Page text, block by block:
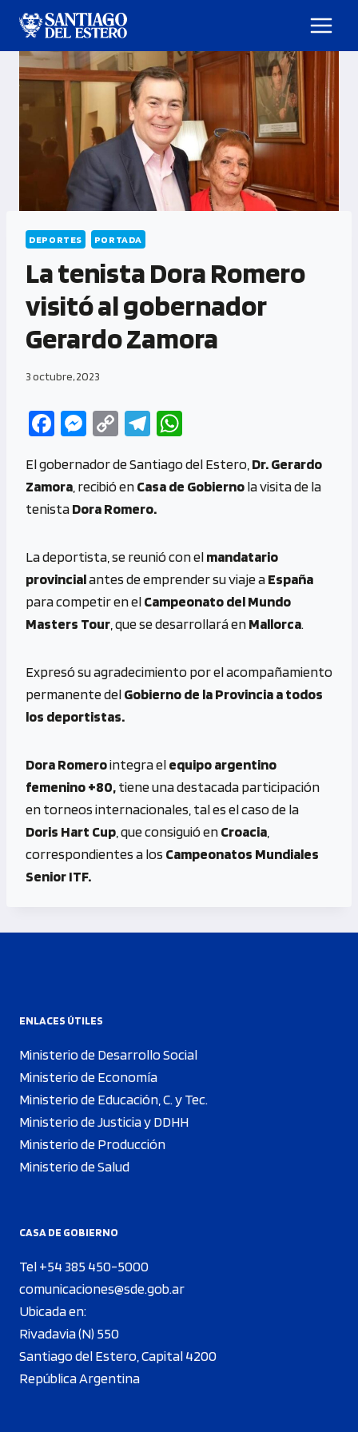
DEPORTES PORTADA
La tenista Dora Romero
visitó al gobernador
Gerardo Zamora
3 octubre, 2023
Fa
b
o
k
M
se
n
er
C
py
Li
k
Te
gr
a
at
s
p
p
El gobernador de Santiago del Estero, Dr. Gerardo
Zamora , recibió enCasa de Gobiernola visita de la
tenistaDora Romero.
La deportista, se reunió con elmandatario
provincialantes de emprender su viaje aEspaña
para competir en elCampeonato del Mundo
Masters Tour , que se desarrollará enMallorca.
Expresó su agradecimiento por el acompañamiento
permanente delGobierno de la Provincia a todos
los deportistas.
Dora Romerointegra elequipoargentino
femenino +80,tiene una destacada participación
en torneos internacionales, tal es el caso de la
Doris Hart Cup , que consiguió enCroacia
correspondientes a los Campeonatos Mundiales
Senior ITF.
ENLACES ÚTILES
Ministerio de Desarrollo Social
Ministerio de Economía
Ministerio de Educación, C. y Tec.
Ministerio de Justicia y DDHH
Ministerio de Producción
Ministerio de Salud
CASA DE GOBIERNO
Tel +54 385 450-5000
comunicaciones@sde.gob.ar
Ubicada en:
Rivadavia (N) 550
Santiago del Estero, Capital 4200
República Argentina